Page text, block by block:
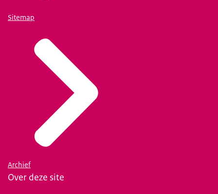
Sitemap
Archief
Over deze site